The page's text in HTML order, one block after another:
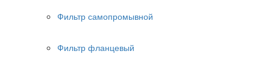
Фильтр самопромывной
Фильтр фланцевый